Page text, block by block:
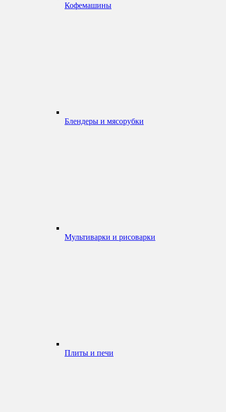
Кофемашины
Блендеры и мясорубки
Мультиварки и рисоварки
Плиты и печи